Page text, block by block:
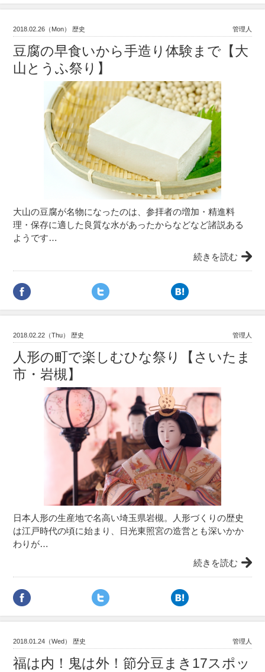
2018.02.26（Mon） 歴史 管理人
豆腐の早食いから手造り体験まで【大
山とうふ祭り】
大山の豆腐が名物になったのは、参拝者の増加・精進料
理・保存に適した良質な水があったからなどなど諸説ある
ようです…
続きを読む
2018.02.22（Thu） 歴史 管理人
人形の町で楽しむひな祭り【さいたま
市・岩槻】
日本人形の生産地で名高い埼玉県岩槻。人形づくりの歴史
は江戸時代の頃に始まり、日光東照宮の造営とも深いかか
わりが…
続きを読む
2018.01.24（Wed） 歴史 管理人
福は内！鬼は外！節分豆まき17スポッ